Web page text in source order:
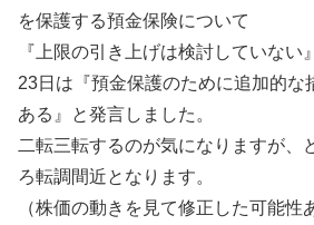
を保護する預金保険について
『上限の引き上げは検討していない
23日は『預金保護のために追加的な
ある』と発言しました。
二転三転するのが気になりますが、
ろ転調間近となります。
（株価の動きを見て修正した可能性